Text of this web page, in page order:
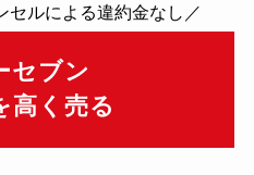
セルによる違約金なし／
セブン
高く売る